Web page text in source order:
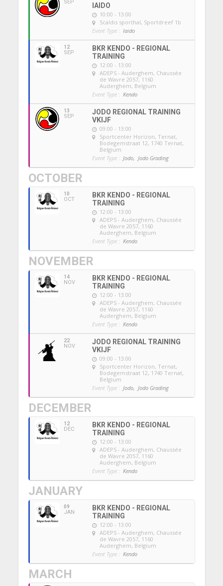
SEP
IAIDO
10:00 - 13:00
Scaldis sporthal, Sportdreef 1b
Event Type : Iaido
12
SEP
BKR KENDO - REGIONAL
TRAINING
12:00 - 13:00
ADEPS - Auderghem, Chaussée
de Wavre 2057, 1160
Auderghem, Belgium
Event Type : Kendo
13
SEP
JODO REGIONAL TRAINING
VKIJF
09:00 - 13:00
Sportcenter Horizon, Ternat,
Bodegemstraat 12, 1740 Ternat,
Belgium
Event Type : Jodo, Jodo Grading
OCTOBER
10
OCT
BKR KENDO - REGIONAL
TRAINING
12:00 - 13:00
ADEPS - Auderghem, Chaussée
de Wavre 2057, 1160
Auderghem, Belgium
Event Type : Kendo
NOVEMBER
14
NOV
BKR KENDO - REGIONAL
TRAINING
12:00 - 13:00
ADEPS - Auderghem, Chaussée
de Wavre 2057, 1160
Auderghem, Belgium
Event Type : Kendo
22
NOV
JODO REGIONAL TRAINING
VKIJF
09:00 - 13:00
Sportcenter Horizon, Ternat,
Bodegemstraat 12, 1740 Ternat,
Belgium
Event Type : Jodo, Jodo Grading
DECEMBER
12
DEC
BKR KENDO - REGIONAL
TRAINING
12:00 - 13:00
ADEPS - Auderghem, Chaussée
de Wavre 2057, 1160
Auderghem, Belgium
Event Type : Kendo
JANUARY
09
JAN
BKR KENDO - REGIONAL
TRAINING
12:00 - 13:00
ADEPS - Auderghem, Chaussée
de Wavre 2057, 1160
Auderghem, Belgium
Event Type : Kendo
MARCH